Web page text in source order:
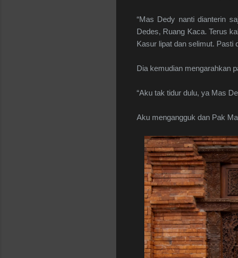
“Mas Dedy nanti dianterin
Dedes, Ruang Kaca. Terus
Kasur lipat dan selimut. Pasti
Dia kemudian mengarahkan
“Aku tak tidur dulu, ya Mas
Aku mengangguk dan Pak